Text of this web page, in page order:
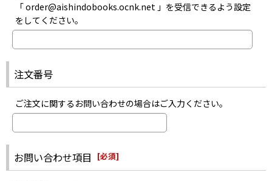
「 order@aishindobooks.ocnk.net 」を受信できるよう設定
をしてください。
注文番号
ご注文に関するお問い合わせの場合はご入力ください。
お問い合わせ項目 [必須]